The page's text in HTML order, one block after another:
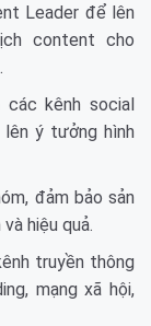
Leader để lên
content cho
kênh social
lên ý tưởng hình
đảm bảo sản
hiệu quả.
truyền thông
mạng xã hội,